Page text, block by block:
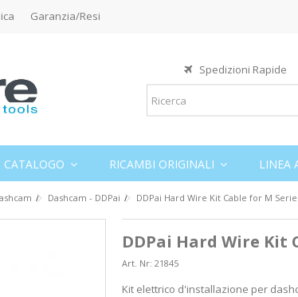
Garanzia/Resi
Spedizioni
CATALOGO RICAMBI ORIGINALI LINEA
Dashcam - DDPai DDPai Hard Wire Kit Cable for M
DDPai Hard Wire Kit
Art. Nr: 21845
Kit elettrico d'installazione per